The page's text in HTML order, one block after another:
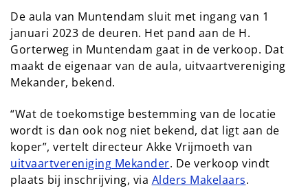
De aula van Muntendam sluit met ingang van 1
januari 2023 de deuren. Het pand aan de H.
Gorterweg in Muntendam gaat in de verkoop. Dat
maakt de eigenaar van de aula, uitvaartvereniging
Mekander, bekend.
“Wat de toekomstige bestemming van de locatie
wordt is dan ook nog niet bekend, dat ligt aan de
koper”, vertelt directeur Akke Vrijmoeth van
uitvaartvereniging Mekander. De verkoop vindt
plaats bij inschrijving, via Alders Makelaars.